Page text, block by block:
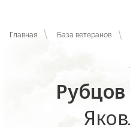
Главная База ветеранов
Рубцов